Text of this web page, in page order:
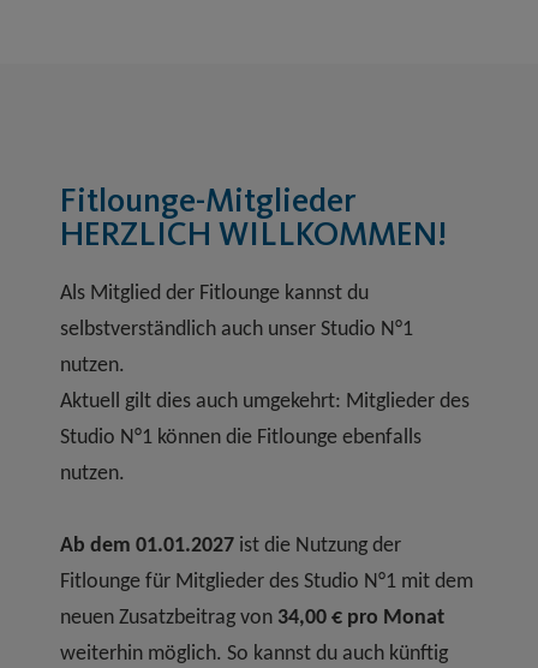
Fitlounge-Mitglieder
HERZLICH WILLKOMMEN!
Als Mitglied der Fitlounge kannst du
selbstverständlich auch unser Studio N°1
nutzen.
Aktuell gilt dies auch umgekehrt: Mitglieder des
Studio N°1 können die Fitlounge ebenfalls
nutzen.
Ab dem 01.01.2027 ist die Nutzung der
Fitlounge für Mitglieder des Studio N°1 mit dem
neuen Zusatzbeitrag von 34,00 € pro Monat
weiterhin möglich. So kannst du auch künftig